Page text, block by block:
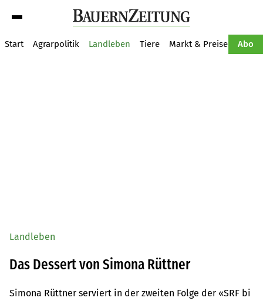
Start Agrarpolitik Landleben Tiere Markt & Preise Abo
Landleben
Das Dessert von Simona Rüttner
Simona Rüttner serviert in der zweiten Folge der «SRF bi